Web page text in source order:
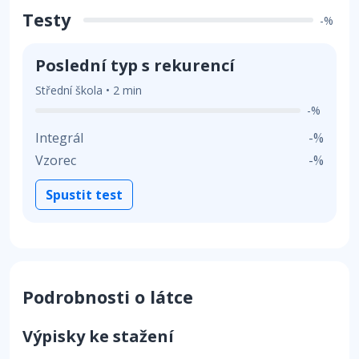
Testy -%
Poslední typ s rekurencí
Střední škola • 2 min
-%
Integrál
-%
Vzorec
-%
Spustit test
Podrobnosti o látce
Výpisky ke stažení